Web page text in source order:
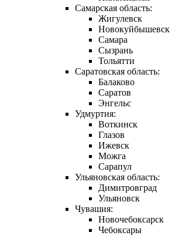
Самарская область:
Жигулевск
Новокуйбышевск
Самара
Сызрань
Тольятти
Саратовская область:
Балаково
Саратов
Энгельс
Удмуртия:
Воткинск
Глазов
Ижевск
Можга
Сарапул
Ульяновская область:
Димитровград
Ульяновск
Чувашия:
Новочебоксарск
Чебоксары